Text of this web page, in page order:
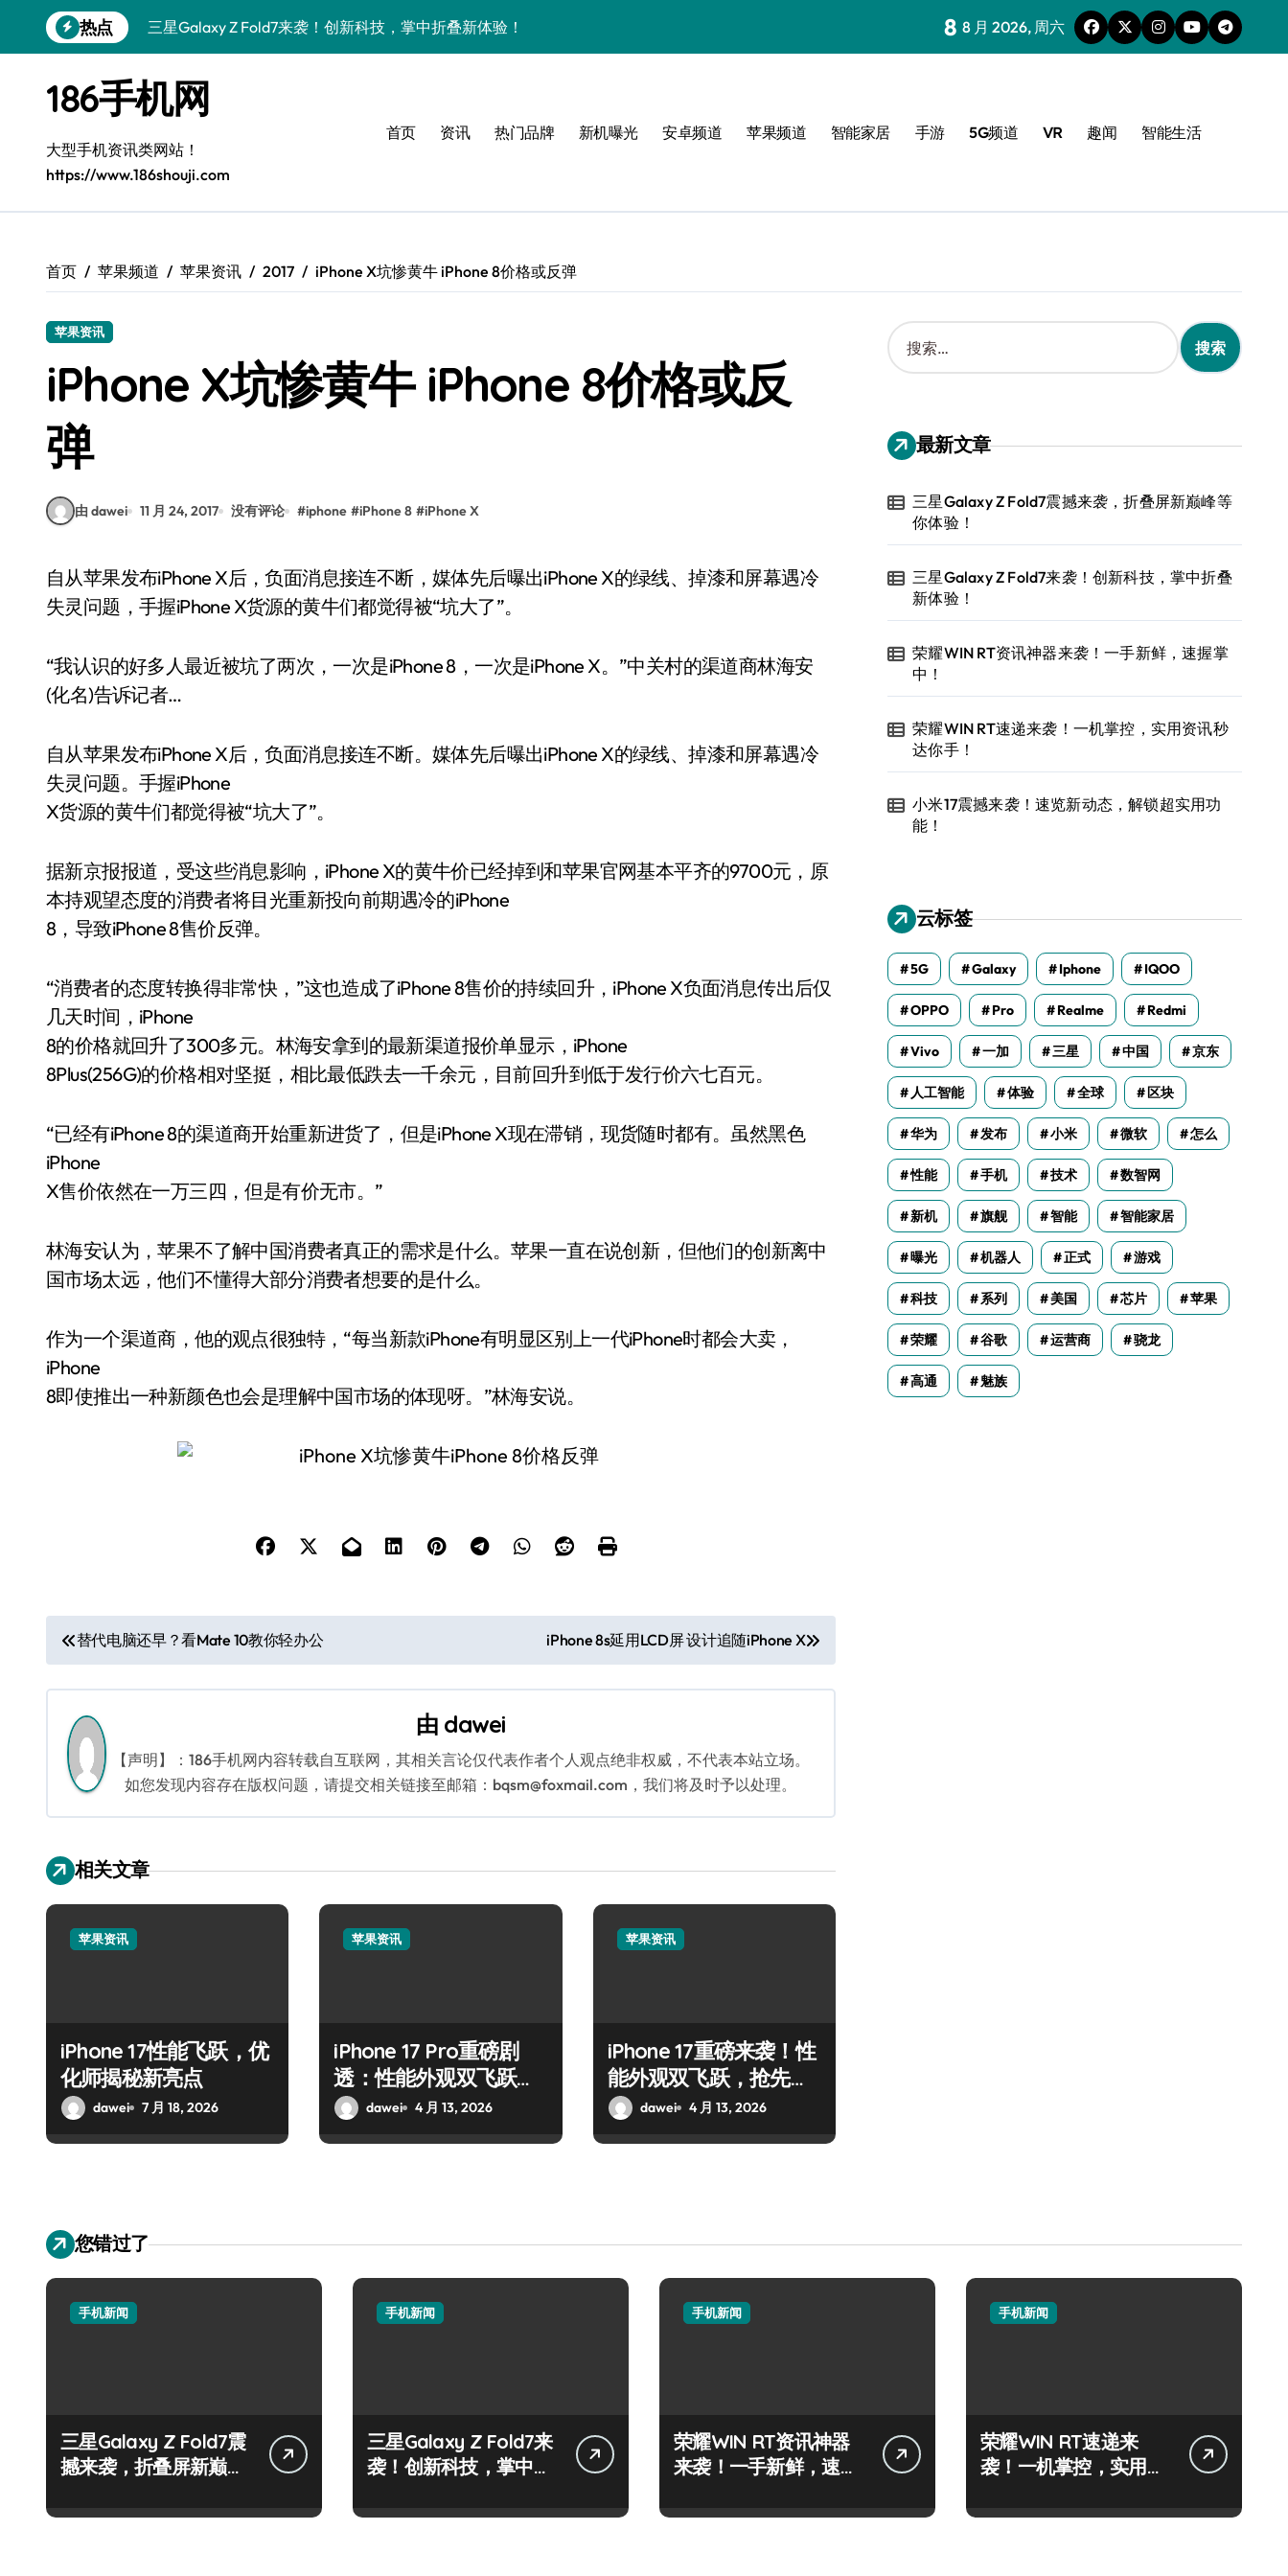
到
热点
三星Galaxy Z Fold7来袭！创新科技，掌中折叠新体验！
荣耀WIN RT速递来袭！一机掌控，实用资讯秒达你手！
小米17震撼来袭！速览新动态，解锁超实用功能！
小米17 Ultra震撼来袭！前沿科技，一机掌控未来新体验！
OPPO Find X9震撼来袭！抢先揭秘新机资讯与超实用功能
vivo S50新机驾到！亮点大揭秘+超实用技巧速来get！
三星Galaxy Z Fold7震撼来袭，折叠屏新巅峰等你体验！
8 8 月 2026, 周六
186手机网
大型手机资讯类网站！
https://www.186shouji.com
首页 资讯 热门品牌 新机曝光 安卓频道 苹果频道 智能家居 手游 5G频道 VR 趣闻 智能生活
首页 苹果频道 苹果资讯 2017 iPhone X坑惨黄牛 iPhone 8价格或反弹
苹果资讯
iPhone X坑惨黄牛 iPhone 8价格或反
弹
由 dawei 11 月 24, 2017 没有评论 #iphone #iPhone 8 #iPhone X
自从苹果发布iPhone X后，负面消息接连不断，媒体先后曝出iPhone X的绿线、掉漆和屏幕遇冷
失灵问题，手握iPhone X货源的黄牛们都觉得被“坑大了”。
“我认识的好多人最近被坑了两次，一次是iPhone 8，一次是iPhone X。”中关村的渠道商林海安
(化名)告诉记者…
自从苹果发布iPhone X后，负面消息接连不断。媒体先后曝出iPhone X的绿线、掉漆和屏幕遇冷
失灵问题。手握iPhone
X货源的黄牛们都觉得被“坑大了”。
据新京报报道，受这些消息影响，iPhone X的黄牛价已经掉到和苹果官网基本平齐的9700元，原
本持观望态度的消费者将目光重新投向前期遇冷的iPhone
8，导致iPhone 8售价反弹。
“消费者的态度转换得非常快，”这也造成了iPhone 8售价的持续回升，iPhone X负面消息传出后仅
几天时间，iPhone
8的价格就回升了300多元。林海安拿到的最新渠道报价单显示，iPhone
8Plus(256G)的价格相对坚挺，相比最低跌去一千余元，目前回升到低于发行价六七百元。
“已经有iPhone 8的渠道商开始重新进货了，但是iPhone X现在滞销，现货随时都有。虽然黑色
iPhone
X售价依然在一万三四，但是有价无市。”
林海安认为，苹果不了解中国消费者真正的需求是什么。苹果一直在说创新，但他们的创新离中
国市场太远，他们不懂得大部分消费者想要的是什么。
作为一个渠道商，他的观点很独特，“每当新款iPhone有明显区别上一代iPhone时都会大卖，
iPhone
8即使推出一种新颜色也会是理解中国市场的体现呀。”林海安说。
文
章
导
航
替代电脑还早？看Mate 10教你轻办公 iPhone 8s延用LCD屏 设计追随iPhone X
由 dawei
【声明】：186手机网内容转载自互联网，其相关言论仅代表作者个人观点绝非权威，不代表本站立场。
如您发现内容存在版权问题，请提交相关链接至邮箱：bqsm@foxmail.com，我们将及时予以处理。
相关文章
苹果资讯
iPhone 17性能飞跃，优
化师揭秘新亮点
dawei 7 月 18, 2026
苹果资讯
iPhone 17 Pro重磅剧
透：性能外观双飞跃，
抢先揭秘新亮点！
dawei 4 月 13, 2026
苹果资讯
iPhone 17重磅来袭！性
能外观双飞跃，抢先解
锁新亮点
dawei 4 月 13, 2026
搜
索
：
最新文章
三星Galaxy Z Fold7震撼来袭，折叠屏新巅峰等
你体验！
三星Galaxy Z Fold7来袭！创新科技，掌中折叠
新体验！
荣耀WIN RT资讯神器来袭！一手新鲜，速握掌
中！
荣耀WIN RT速递来袭！一机掌控，实用资讯秒
达你手！
小米17震撼来袭！速览新动态，解锁超实用功
能！
云标签
5G Galaxy Iphone IQOO
OPPO Pro Realme Redmi
Vivo 一加 三星 中国 京东
人工智能 体验 全球 区块
华为 发布 小米 微软 怎么
性能 手机 技术 数智网
新机 旗舰 智能 智能家居
曝光 机器人 正式 游戏
科技 系列 美国 芯片 苹果
荣耀 谷歌 运营商 骁龙
高通 魅族
您错过了
手机新闻
三星Galaxy Z Fold7震
撼来袭，折叠屏新巅峰
手机新闻
三星Galaxy Z Fold7来
袭！创新科技，掌中折
手机新闻
荣耀WIN RT资讯神器
来袭！一手新鲜，速握
手机新闻
荣耀WIN RT速递来
袭！一机掌控，实用资